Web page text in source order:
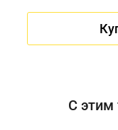
С этим